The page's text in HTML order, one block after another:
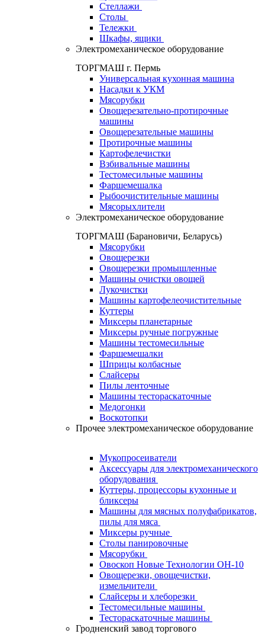
Стеллажи
Столы
Тележки
Шкафы, ящики
Электромеханическое оборудование
ТОРГМАШ г. Пермь
Универсальная кухонная машина
Насадки к УКМ
Мясорубки
Овощерезательно-протирочные
машины
Овощерезательные машины
Протирочные машины
Картофелечистки
Взбивальные машины
Тестомесильные машины
Фаршемешалка
Рыбоочистительные машины
Мясорыхлители
Электромеханическое оборудование
ТОРГМАШ (Барановичи, Беларусь)
Мясорубки
Овощерезки
Овощерезки промышленные
Машины очистки овощей
Лукочистки
Машины картофелеочистительные
Куттеры
Миксеры планетарные
Миксеры ручные погружные
Машины тестомесильные
Фаршемешалки
Шприцы колбасные
Слайсеры
Пилы ленточные
Машины тестораскаточные
Медогонки
Воскотопки
Прочее электромеханическое оборудование
Мукопросеиватели
Аксессуары для электромеханического
оборудования
Куттеры, процессоры кухонные и
бликсеры
Машины для мясных полуфабрикатов,
пилы для мяса
Миксеры ручные
Столы панировочные
Мясорубки
Овоскоп Новые Технологии ОН-10
Овощерезки, овощечистки,
измельчители
Слайсеры и хлеборезки
Тестомесильные машины
Тестораскаточные машины
Гродненский завод торгового